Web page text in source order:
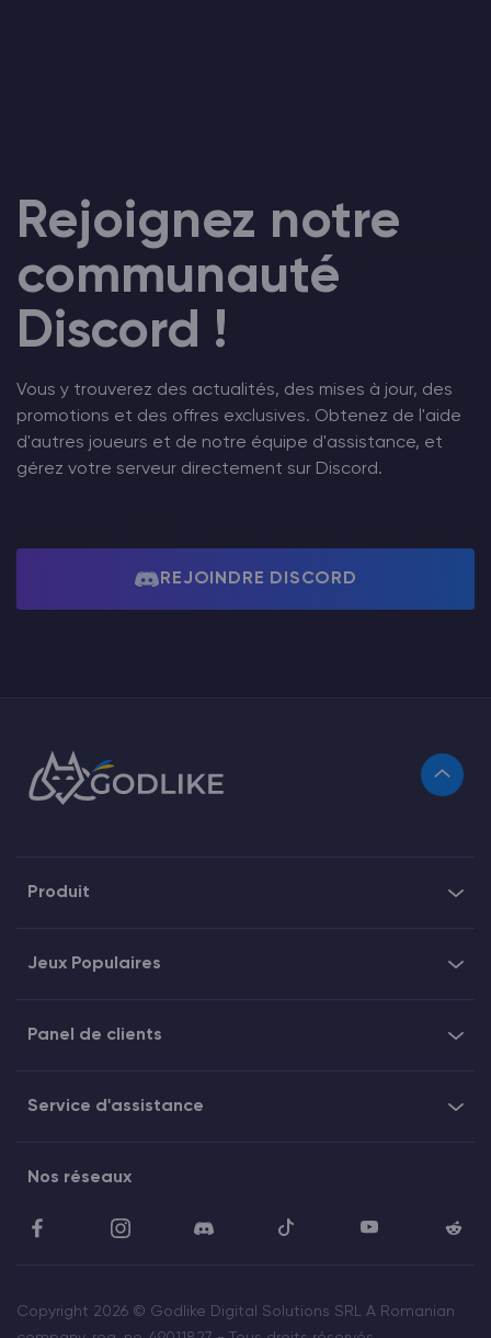
Rejoignez notre
communauté
Discord !
Vous y trouverez des actualités, des mises à jour, des
promotions et des offres exclusives. Obtenez de l'aide
d'autres joueurs et de notre équipe d'assistance, et
gérez votre serveur directement sur Discord.
REJOINDRE DISCORD
Produit
Jeux Populaires
Panel de clients
Service d'assistance
Nos réseaux
Copyright 2026 © Godlike Digital Solutions SRL A Romanian